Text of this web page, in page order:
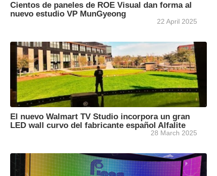
Cientos de paneles de ROE Visual dan forma al
nuevo estudio VP MunGyeong
22 April 2025
El nuevo Walmart TV Studio incorpora un gran
LED wall curvo del fabricante español Alfalite
28 March 2025